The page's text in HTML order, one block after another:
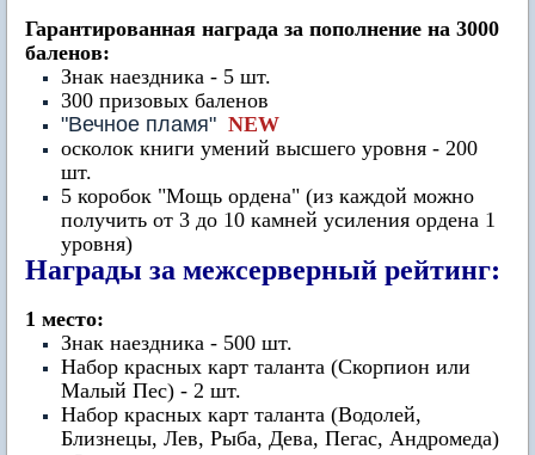
Гарантированная награда за пополнение на 3000
баленов:
Знак наездника - 5 шт.
300 призовых баленов
"Вечное пламя" NEW
осколок книги умений высшего уровня - 200
шт.
5 коробок "Мощь ордена" (из каждой можно
получить от 3 до 10 камней усиления ордена 1
уровня)
Награды за межсерверный рейтинг:
1 место:
Знак наездника - 500 шт.
Набор красных карт таланта (Скорпион или
Малый Пес) - 2 шт.
Набор красных карт таланта (Водолей,
Близнецы, Лев, Рыба, Дева, Пегас, Андромеда)